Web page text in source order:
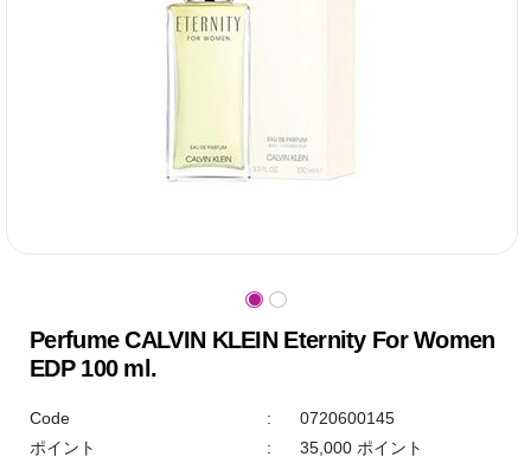
Perfume CALVIN KLEIN Eternity For Women
EDP 100 ml.
Code :
0720600145
ポイント
: 35,000 ポイント